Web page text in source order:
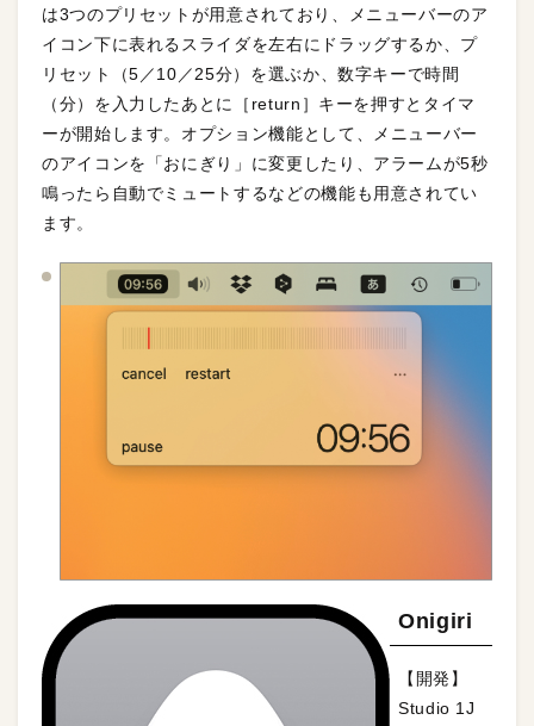
は3つのプリセットが用意されており、メニューバーのア
イコン下に表れるスライダを左右にドラッグするか、プ
リセット（5／10／25分）を選ぶか、数字キーで時間
（分）を入力したあとに［return］キーを押すとタイマ
ーが開始します。オプション機能として、メニューバー
のアイコンを「おにぎり」に変更したり、アラームが5秒
鳴ったら自動でミュートするなどの機能も用意されてい
ます。
Onigiri
【開発】
Studio 1J